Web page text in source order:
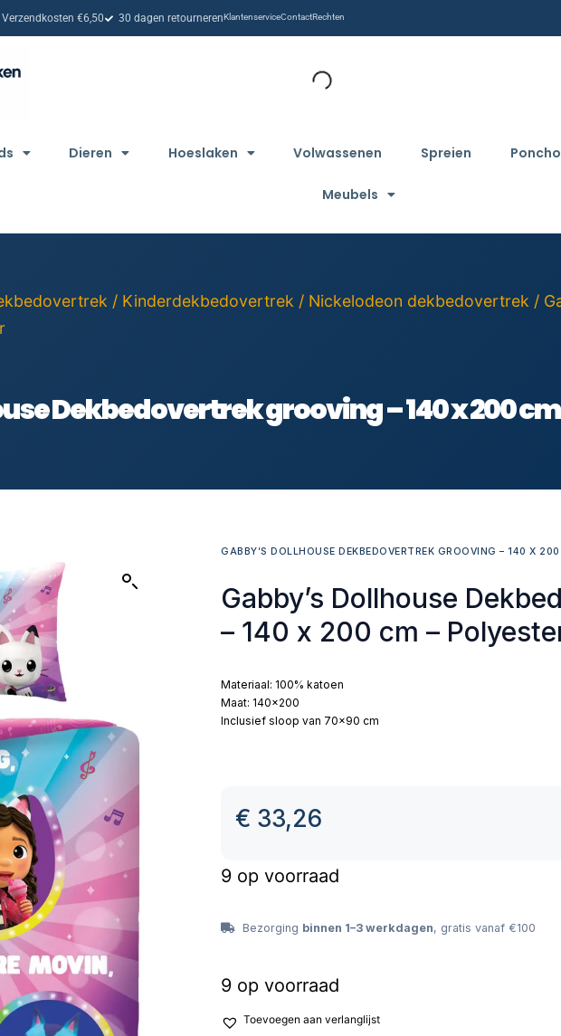
Verzendkosten €6,50 30 dagen retournerenKlantenserviceContactRechten
Dieren Hoeslaken Volwassenen Spreien Poncho
Meubels
/ Kinderdekbedovertrek / Nickelodeon dekbedovertrek /
Dekbedovertrek grooving – 140 x 200
GABBY’S DOLLHOUSE DEKBEDOVERTREK GROOVING – 140 X 200
Gabby’s Dollhouse
– 140 x 200 cm –
Materiaal: 100% katoen
Maat: 140×200
Inclusief sloop van 70×90 cm
€ 33,26
9 op voorraad
Bezorging binnen 1–3 werkdagen, gratis vanaf €100
9 op voorraad
Toevoegen aan verlanglijst